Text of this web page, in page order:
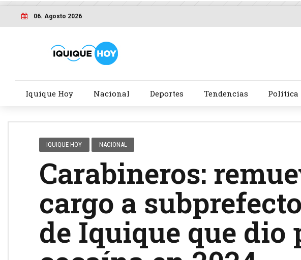
06. Agosto 2026
Iquique Hoy Nacional Deportes Tendencias Política
IQUIQUE HOY NACIONAL
Carabineros:
cargo a
de Iquique que